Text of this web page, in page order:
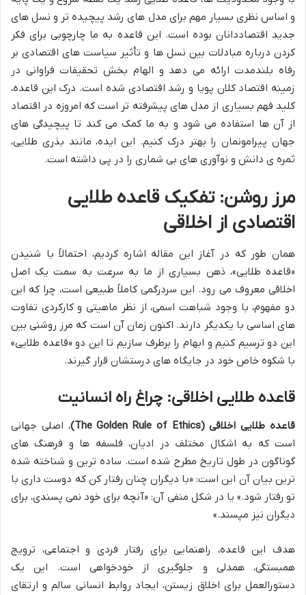
و اساس نظری بسیار مهم برای مدل های رشد پیچیده تر و نسل های
جدید اقتصاددانان بوده است. این قاعده به ما چارچوبی برای فکر
کردن درباره مبادلات بین نسل ها و تأثیر سیاست های اقتصادی بر
رفاه بلندمدت ارائه می دهد و الهام بخش تحقیقات فراوانی در
زمینه اقتصاد کلان پویا و رشد اقتصادی شده است. درک این قاعده،
کلید فهم بسیاری از مدل های پیشرفته تر است که امروزه در اقتصاد
از آن ها استفاده می شود و به ما کمک می کند تا پیچیدگی های
جهان پیرامونمان را بهتر درک کنیم. این ایده، مانند بذری طلایی،
ثمره ی دانش و نوآوری های بی شماری را در پی داشته است.
مرز روشن: تفکیک قاعده طلایی
اقتصادی از اخلاقی
همان طور که در آغاز این مقاله اشاره کردیم، احتمالاً با شنیدن
«قاعده طلایی»، ذهن بسیاری از ما به سرعت به سمت یک اصل
اخلاقی معروف می رود. این سردرگمی کاملاً طبیعی است، چرا که این
دو مفهوم، با وجود شباهت اسمی، از نظر ماهیتی و کارکردی تفاوت
های اساسی با یکدیگر دارند. اکنون زمان آن است که مرز روشنی بین
این دو ترسیم کنیم و ابهام را برطرف سازیم تا این دو «قاعده طلایی»
با شکوه خاص خود در جایگاه های درستشان قرار گیرند.
قاعده طلایی اخلاقی: چراغ راه انسانیت
قاعده طلایی اخلاقی (The Golden Rule of Ethics)
، اصلی جهانی
است که به اشکال مختلف در ادیان، فلسفه ها و فرهنگ های
گوناگون در طول تاریخ مطرح شده است. ساده ترین و شناخته شده
ترین بیان آن این است: «با دیگران چنان رفتار کن که دوست داری با
تو رفتار شود.» یا در شکل منفی آن: «آنچه برای خود نمی پسندی، برای
دیگران نیز مپسند.»
هدف این قاعده، راهنمایی برای رفتار فردی و اجتماعی، ترویج
همبستگی، همدلی و جلوگیری از خودخواهی است. این یک
دستورالعمل برای اخلاق زیستن، ایجاد روابط انسانی سالم و ارتقای